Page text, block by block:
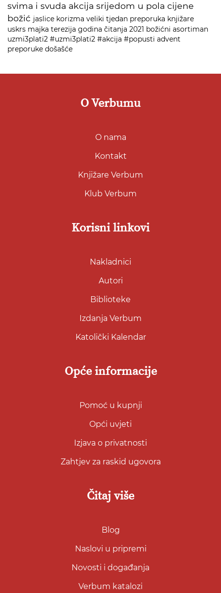
svima i svuda akcija srijedom u pola cijene
božić jaslice korizma veliki tjedan preporuka knjižare
uskrs majka terezija godina čitanja 2021 božićni asortiman
uzmi3plati2 #uzmi3plati2 #akcija #popusti advent
preporuke došašće
O Verbumu
O nama
Kontakt
Knjižare Verbum
Klub Verbum
Korisni linkovi
Nakladnici
Autori
Biblioteke
Izdanja Verbum
Katolički Kalendar
Opće informacije
Pomoć u kupnji
Opći uvjeti
Izjava o privatnosti
Zahtjev za raskid ugovora
Čitaj više
Blog
Naslovi u pripremi
Novosti i događanja
Verbum katalozi